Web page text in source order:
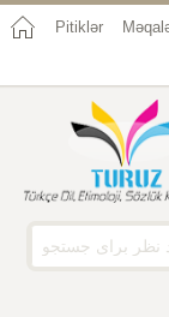
Pitiklər